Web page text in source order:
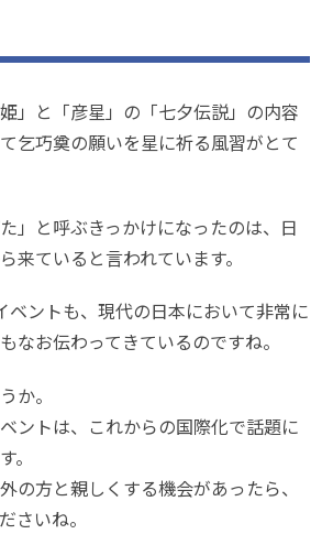
」と「彦星」の「七夕伝説」の内容
乞巧奠の願いを星に祈る風習がとて
」と呼ぶきっかけになったのは、日
来ていると言われています。
ベントも、現代の日本において非常に
なお伝わってきているのですね。
か。
ントは、これからの国際化で話題に
。
の方と親しくする機会があったら、
さいね。